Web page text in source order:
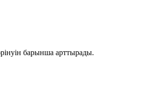
барынша арттырады.